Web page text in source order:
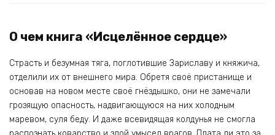
О чем книга «Исцелённое сердце»
Страсть и безумная тяга, поглотившие Зариславу и княжича,
отделили их от внешнего мира. Обретя своё пристанище и
основав на новом месте своё гнёздышко, они не замечали
грозящую опасность, надвигающуюся на них холодным
маревом, суля беду. И даже всевидящая колдунья не смогла